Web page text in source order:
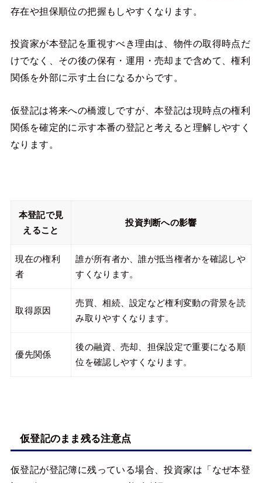
存在や担保順位の把握もしやすくなります。
投資家が本登記を重視すべき理由は、物件の取得時点だ
けでなく、その後の保有・運用・売却まで含めて、権利
関係を外部に示す土台になるからです。
仮登記は将来への橋渡しですが、本登記は現時点の権利
関係を確定的に示す本番の登記と考えると理解しやすく
なります。
本登記で見
えること
投資判断への影響
現在の権利
者
誰が所有者か、誰が抵当権者かを確認しや
すくなります。
取得原因
売買、相続、設定など権利変動の背景を読
み取りやすくなります。
優先関係
後の融資、売却、担保設定で重要になる順
位を確認しやすくなります。
仮登記のまま残る注意点
仮登記が登記簿に残っている場合、投資家は「なぜ本登